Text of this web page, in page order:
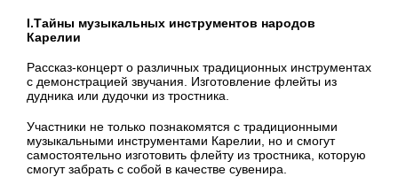
I.Тайны музыкальных инструментов народов
Карелии
Рассказ-концерт о различных традиционных инструментах
с демонстрацией звучания. Изготовление флейты из
дудника или дудочки из тростника.
Участники не только познакомятся с традиционными
музыкальными инструментами Карелии, но и смогут
самостоятельно изготовить флейту из тростника, которую
смогут забрать с собой в качестве сувенира.